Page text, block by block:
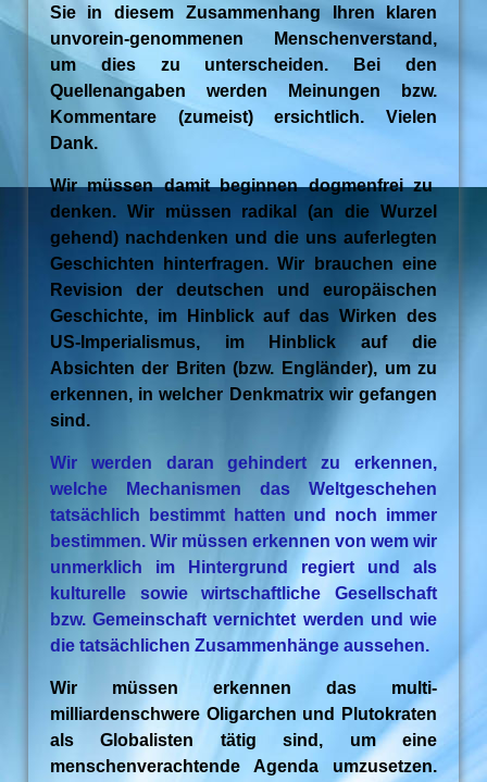
Sie in diesem Zusammenhang Ihren klaren
unvorein-genommenen Menschenverstand,
um dies zu unterscheiden. Bei den
Quellenangaben werden Meinungen bzw.
Kommentare (zumeist) ersichtlich. Vielen
Dank.
Wir müssen damit beginnen dogmenfrei zu
denken. Wir müssen radikal (an die Wurzel
gehend) nachdenken und die uns auferlegten
Geschichten hinterfragen. Wir brauchen eine
Revision der deutschen und europäischen
Geschichte, im Hinblick auf das Wirken des
US-Imperialismus, im Hinblick auf die
Absichten der Briten (bzw. Engländer), um zu
erkennen, in welcher Denkmatrix wir gefangen
sind.
Wir werden daran gehindert zu erkennen,
welche Mechanismen das Weltgeschehen
tatsächlich bestimmt hatten und noch immer
bestimmen. Wir müssen erkennen von wem wir
unmerklich im Hintergrund regiert und als
kulturelle sowie wirtschaftliche Gesellschaft
bzw. Gemeinschaft vernichtet werden und wie
die tatsächlichen Zusammenhänge aussehen.
Wir müssen erkennen das multi-
milliardenschwere Oligarchen und Plutokraten
als Globalisten tätig sind, um eine
menschenverachtende Agenda umzusetzen.